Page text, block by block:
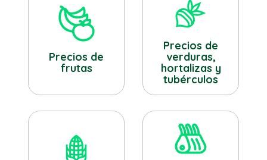
Precios de
frutas
Precios de
verduras,
hortalizas y
tubérculos